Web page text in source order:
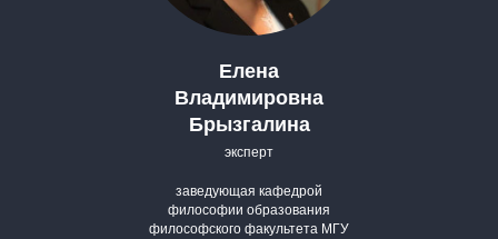
Елена
Владимировна
Брызгалина
эксперт
заведующая кафедрой
философии образования
философского факультета МГУ